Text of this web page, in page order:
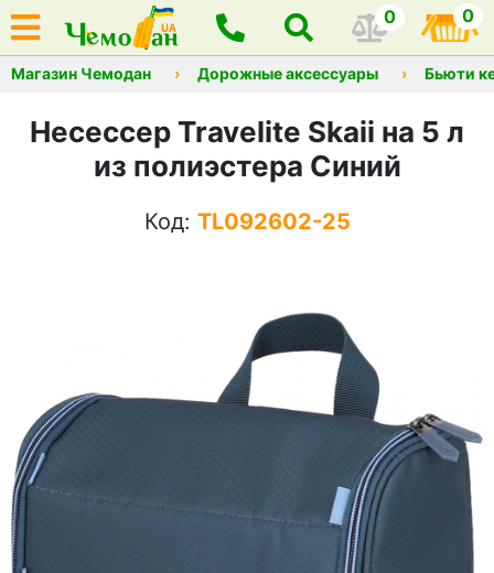
0 0
Магазин Чемодан Дорожные аксессуары Бьюти
Несессер Travelite Skaii на 5 л
из полиэстера Синий
Код: TL092602-25